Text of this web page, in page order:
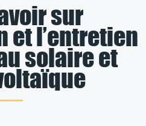
sur
et l’entretien
solaire et